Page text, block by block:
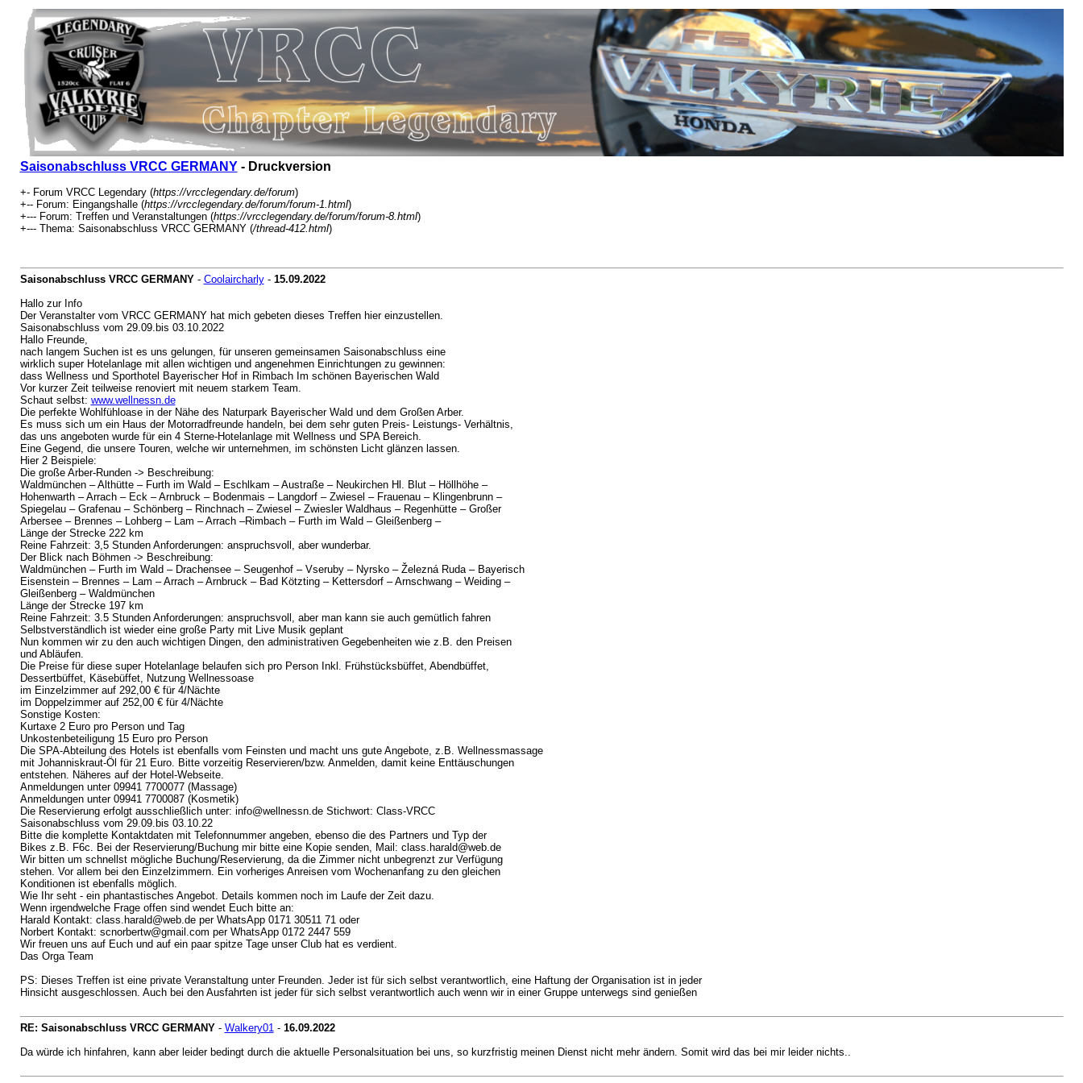
Saisonabschluss VRCC GERMANY- Druckversion
+- Forum VRCC Legendary (https://vrcclegendary.de/forum)
+-- Forum: Eingangshalle (https://vrcclegendary.de/forum/forum-1.html)
+--- Forum: Treffen und Veranstaltungen (https://vrcclegendary.de/forum/forum-8.html)
+--- Thema: Saisonabschluss VRCC GERMANY (/thread-412.html)
Saisonabschluss VRCC GERMANY- Coolaircharly- 15.09.2022
Hallo zur Info
Der Veranstalter vom VRCC GERMANY hat mich gebeten dieses Treffen hier einzustellen.
Saisonabschluss vom 29.09.bis 03.10.2022
Hallo Freunde,
nach langem Suchen ist es uns gelungen, für unseren gemeinsamen Saisonabschluss eine
wirklich super Hotelanlage mit allen wichtigen und angenehmen Einrichtungen zu gewinnen:
dass Wellness und Sporthotel Bayerischer Hof in Rimbach Im schönen Bayerischen Wald
Vor kurzer Zeit teilweise renoviert mit neuem starkem Team.
Schaut selbst: www.wellnessn.de
Die perfekte Wohlfühloase in der Nähe des Naturpark Bayerischer Wald und dem Großen Arber.
Es muss sich um ein Haus der Motorradfreunde handeln, bei dem sehr guten Preis- Leistungs- Verhältnis,
das uns angeboten wurde für ein 4 Sterne-Hotelanlage mit Wellness und SPA Bereich.
Eine Gegend, die unsere Touren, welche wir unternehmen, im schönsten Licht glänzen lassen.
Hier 2 Beispiele:
Die große Arber-Runden -> Beschreibung:
Waldmünchen – Althütte – Furth im Wald – Eschlkam – Austraße – Neukirchen Hl. Blut – Höllhöhe –
Hohenwarth – Arrach – Eck – Arnbruck – Bodenmais – Langdorf – Zwiesel – Frauenau – Klingenbrunn –
Spiegelau – Grafenau – Schönberg – Rinchnach – Zwiesel – Zwiesler Waldhaus – Regenhütte – Großer
Arbersee – Brennes – Lohberg – Lam – Arrach –Rimbach – Furth im Wald – Gleißenberg –
Länge der Strecke 222 km
Reine Fahrzeit: 3,5 Stunden Anforderungen: anspruchsvoll, aber wunderbar.
Der Blick nach Böhmen -> Beschreibung:
Waldmünchen – Furth im Wald – Drachensee – Seugenhof – Vseruby – Nyrsko – Železná Ruda – Bayerisch
Eisenstein – Brennes – Lam – Arrach – Arnbruck – Bad Kötzting – Kettersdorf – Arnschwang – Weiding –
Gleißenberg – Waldmünchen
Länge der Strecke 197 km
Reine Fahrzeit: 3.5 Stunden Anforderungen: anspruchsvoll, aber man kann sie auch gemütlich fahren
Selbstverständlich ist wieder eine große Party mit Live Musik geplant
Nun kommen wir zu den auch wichtigen Dingen, den administrativen Gegebenheiten wie z.B. den Preisen
und Abläufen.
Die Preise für diese super Hotelanlage belaufen sich pro Person Inkl. Frühstücksbüffet, Abendbüffet,
Dessertbüffet, Käsebüffet, Nutzung Wellnessoase
im Einzelzimmer auf 292,00 € für 4/Nächte
im Doppelzimmer auf 252,00 € für 4/Nächte
Sonstige Kosten:
Kurtaxe 2 Euro pro Person und Tag
Unkostenbeteiligung 15 Euro pro Person
Die SPA-Abteilung des Hotels ist ebenfalls vom Feinsten und macht uns gute Angebote, z.B. Wellnessmassage
mit Johanniskraut-Öl für 21 Euro. Bitte vorzeitig Reservieren/bzw. Anmelden, damit keine Enttäuschungen
entstehen. Näheres auf der Hotel-Webseite.
Anmeldungen unter 09941 7700077 (Massage)
Anmeldungen unter 09941 7700087 (Kosmetik)
Die Reservierung erfolgt ausschließlich unter: info@wellnessn.de Stichwort: Class-VRCC
Saisonabschluss vom 29.09.bis 03.10.22
Bitte die komplette Kontaktdaten mit Telefonnummer angeben, ebenso die des Partners und Typ der
Bikes z.B. F6c. Bei der Reservierung/Buchung mir bitte eine Kopie senden, Mail: class.harald@web.de
Wir bitten um schnellst mögliche Buchung/Reservierung, da die Zimmer nicht unbegrenzt zur Verfügung
stehen. Vor allem bei den Einzelzimmern. Ein vorheriges Anreisen vom Wochenanfang zu den gleichen
Konditionen ist ebenfalls möglich.
Wie Ihr seht - ein phantastisches Angebot. Details kommen noch im Laufe der Zeit dazu.
Wenn irgendwelche Frage offen sind wendet Euch bitte an:
Harald Kontakt: class.harald@web.de per WhatsApp 0171 30511 71 oder
Norbert Kontakt: scnorbertw@gmail.com per WhatsApp 0172 2447 559
Wir freuen uns auf Euch und auf ein paar spitze Tage unser Club hat es verdient.
Das Orga Team
PS: Dieses Treffen ist eine private Veranstaltung unter Freunden. Jeder ist für sich selbst verantwortlich, eine Haftung der Organisation ist in jeder
Hinsicht ausgeschlossen. Auch bei den Ausfahrten ist jeder für sich selbst verantwortlich auch wenn wir in einer Gruppe unterwegs sind genießen
RE: Saisonabschluss VRCC GERMANY- Walkery01- 16.09.2022
Da würde ich hinfahren, kann aber leider bedingt durch die aktuelle Personalsituation bei uns, so kurzfristig meinen Dienst nicht mehr ändern. Somit wird das bei mir leider nichts..